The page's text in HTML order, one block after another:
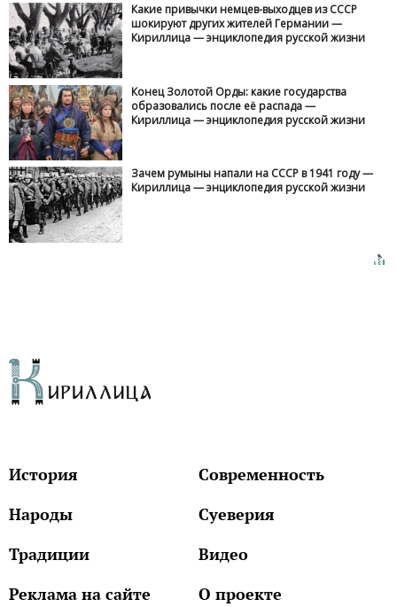
Какие привычки немцев-выходцев из СССР
шокируют других жителей Германии —
Кириллица — энциклопедия русской жизни
Конец Золотой Орды: какие государства
образовались после её распада —
Кириллица — энциклопедия русской жизни
Зачем румыны напали на СССР в 1941 году —
Кириллица — энциклопедия русской жизни
История
Современность
Народы
Суеверия
Традиции
Видео
Реклама на сайте
О проекте